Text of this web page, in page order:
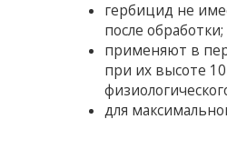
гербицид не
после обработки;
применяют в
при их высоте
для